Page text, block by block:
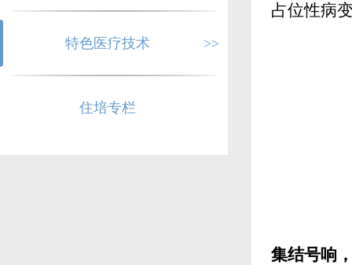
特色医疗技术 >>
住培专栏
占位性病
集结号响